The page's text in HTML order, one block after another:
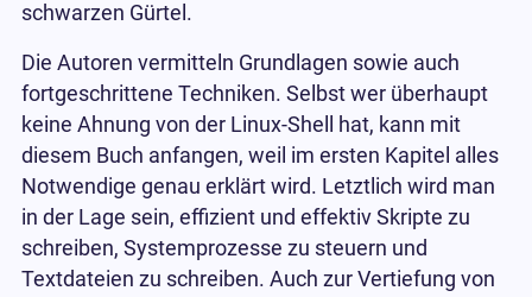
schwarzen Gürtel.
Die Autoren vermitteln Grundlagen sowie auch
fortgeschrittene Techniken. Selbst wer überhaupt
keine Ahnung von der Linux-Shell hat, kann mit
diesem Buch anfangen, weil im ersten Kapitel alles
Notwendige genau erklärt wird. Letztlich wird man
in der Lage sein, effizient und effektiv Skripte zu
schreiben, Systemprozesse zu steuern und
Textdateien zu schreiben. Auch zur Vertiefung von